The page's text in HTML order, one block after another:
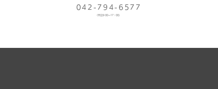
042-794-6577
(平日9:00〜17：00）